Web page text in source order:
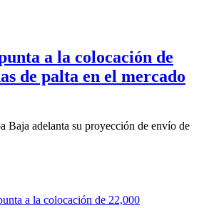
a la colocación de
de palta en el mercado
Baja adelanta su proyección de envío de